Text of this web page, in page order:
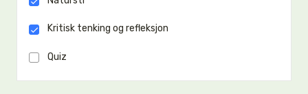
Kritisk tenking og refleksjon
Quiz